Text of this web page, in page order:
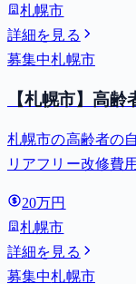
札幌市
詳細を見る
募集中札幌市
【札幌市】高
札幌市の高齢者の
リアフリー改修費
20万円
札幌市
詳細を見る
募集中札幌市